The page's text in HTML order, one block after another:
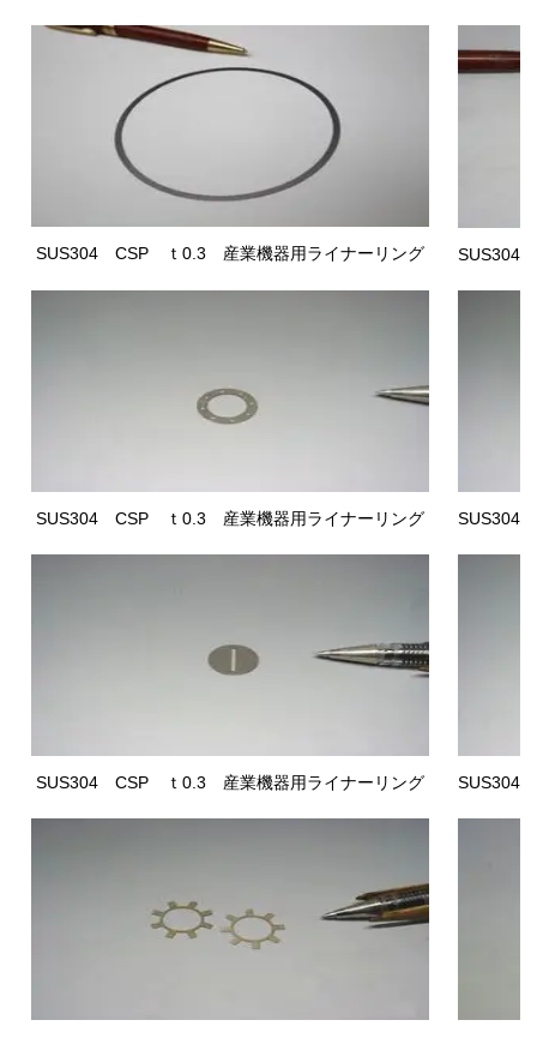
SUS304 CSP ｔ0.3 産業機器用ライナーリング
SUS304 CSP ｔ0.3 産業機器用ライナー リング
SUS304 CSP ｔ0.3 産業機器用ライナー リング